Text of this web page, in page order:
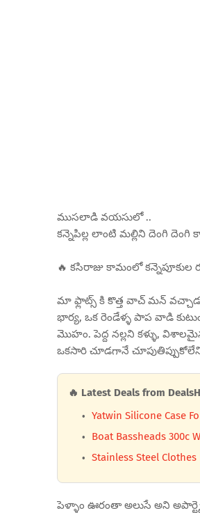
ముసలాడి వయసులో ..
కన్నెపిల్ల లాంటి మల్లిని దెంగి దెంగి
🔥 కసిరాజు కామంలో కన్నెపూకుల
మా ఫ్లాట్స్ కి కొత్త వాచ్ మన్
భార్య, ఒక రెండేళ్ళ పాప వాడి
మొహం. పెద్ద నల్లని కళ్ళు,
ఒకసారి చూడగానే
🔥 Latest Deals from
Yatwin Silicone Case
Boat Bassheads 300c
Stainless Steel
పెళ్ళాం ఊరంతా అలుసే అని